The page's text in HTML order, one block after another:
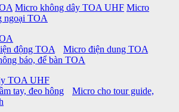
Micro không dây TOA UHF Micro
ngoại TOA
động TOA
Micro điện dung TOA
báo, để bàn TOA
TOA UHF
tay, đeo hông
Micro cho tour guide,